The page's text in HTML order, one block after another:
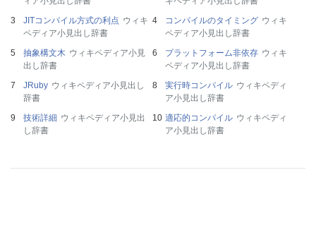
JITコンパイル方式の利点 ウィキ
ペディア小見出し辞書
コンパイルのタイミング ウィキ
ペディア小見出し辞書
抽象構文木 ウィキペディア小見
出し辞書
プラットフォーム非依存 ウィキ
ペディア小見出し辞書
JRuby ウィキペディア小見出し
辞書
実行時コンパイル ウィキペディ
ア小見出し辞書
技術詳細 ウィキペディア小見出
し辞書
適応的コンパイル ウィキペディ
ア小見出し辞書